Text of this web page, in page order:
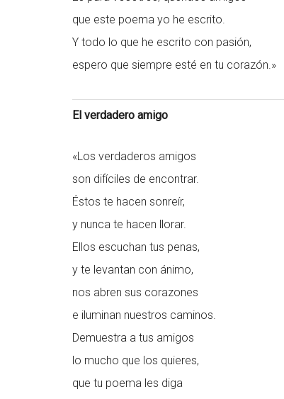
que este poema yo he escrito.
Y todo lo que he escrito con pasión,
espero que siempre esté en tu corazón.»
El verdadero amigo
«Los verdaderos amigos
son difíciles de encontrar.
Éstos te hacen sonreír,
y nunca te hacen llorar.
Ellos escuchan tus penas,
y te levantan con ánimo,
nos abren sus corazones
e iluminan nuestros caminos.
Demuestra a tus amigos
lo mucho que los quieres,
que tu poema les diga